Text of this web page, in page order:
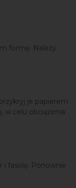
formę. Należy
je papierem
w celu obciążenia
i fasolę. Ponownie